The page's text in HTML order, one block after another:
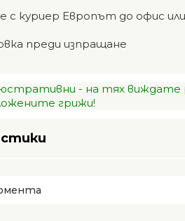
с куриер Европът до офис
преди изпращане
- на тях виждате
грижи!